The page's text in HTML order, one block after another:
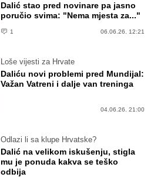
Dalić stao pred novinare pa jasno
poručio svima: "Nema mjesta za..."
1 06.06.26. 12:21
Loše vijesti za Hrvate
Daliću novi problemi pred Mundijal:
Važan Vatreni i dalje van treninga
04.06.26. 21:00
Odlazi li sa klupe Hrvatske?
Dalić na velikom iskušenju, stigla
mu je ponuda kakva se teško
odbija